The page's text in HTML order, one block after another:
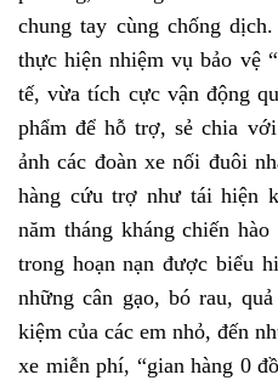
chung tay cùng chống
thực hiện nhiệm vụ bảo vệ
tế, vừa tích cực vận động
phẩm để hỗ trợ, sẻ chia
ảnh các đoàn xe nối đuôi
hàng cứu trợ như tái hiện
năm tháng kháng chiến
trong hoạn nạn được biểu
những cân gạo, bó rau,
kiệm của các em nhỏ, đến
xe miễn phí, “gian hàng 0